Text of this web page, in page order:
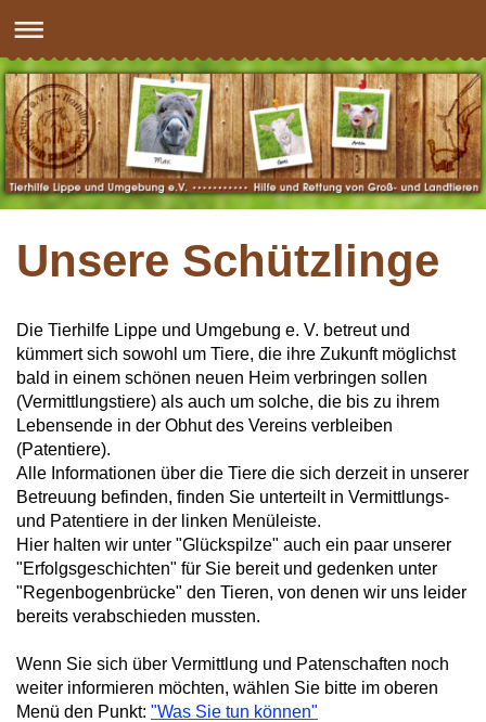
Unsere Schützlinge
Die Tierhilfe Lippe und Umgebung e. V. betreut und
kümmert sich sowohl um Tiere, die ihre Zukunft möglichst
bald in einem schönen neuen Heim verbringen sollen
(Vermittlungstiere) als auch um solche, die bis zu ihrem
Lebensende in der Obhut des Vereins verbleiben
(Patentiere).
Alle Informationen über die Tiere die sich derzeit in unserer
Betreuung befinden, finden Sie unterteilt in Vermittlungs-
und Patentiere in der linken Menüleiste.
Hier halten wir unter "Glückspilze" auch ein paar unserer
"Erfolgsgeschichten" für Sie bereit und gedenken unter
"Regenbogenbrücke" den Tieren, von denen wir uns leider
bereits verabschieden mussten.
Wenn Sie sich über Vermittlung und Patenschaften noch
weiter informieren möchten, wählen Sie bitte im oberen
Menü den Punkt: "Was Sie tun können"